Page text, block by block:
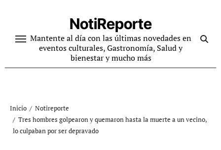
contenido
NotiReporte
Mantente al día con las últimas novedades en
eventos culturales, Gastronomía, Salud y
bienestar y mucho más
Inicio
Notireporte
Tres hombres golpearon y quemaron hasta la muerte a un vecino,
lo culpaban por ser depravado